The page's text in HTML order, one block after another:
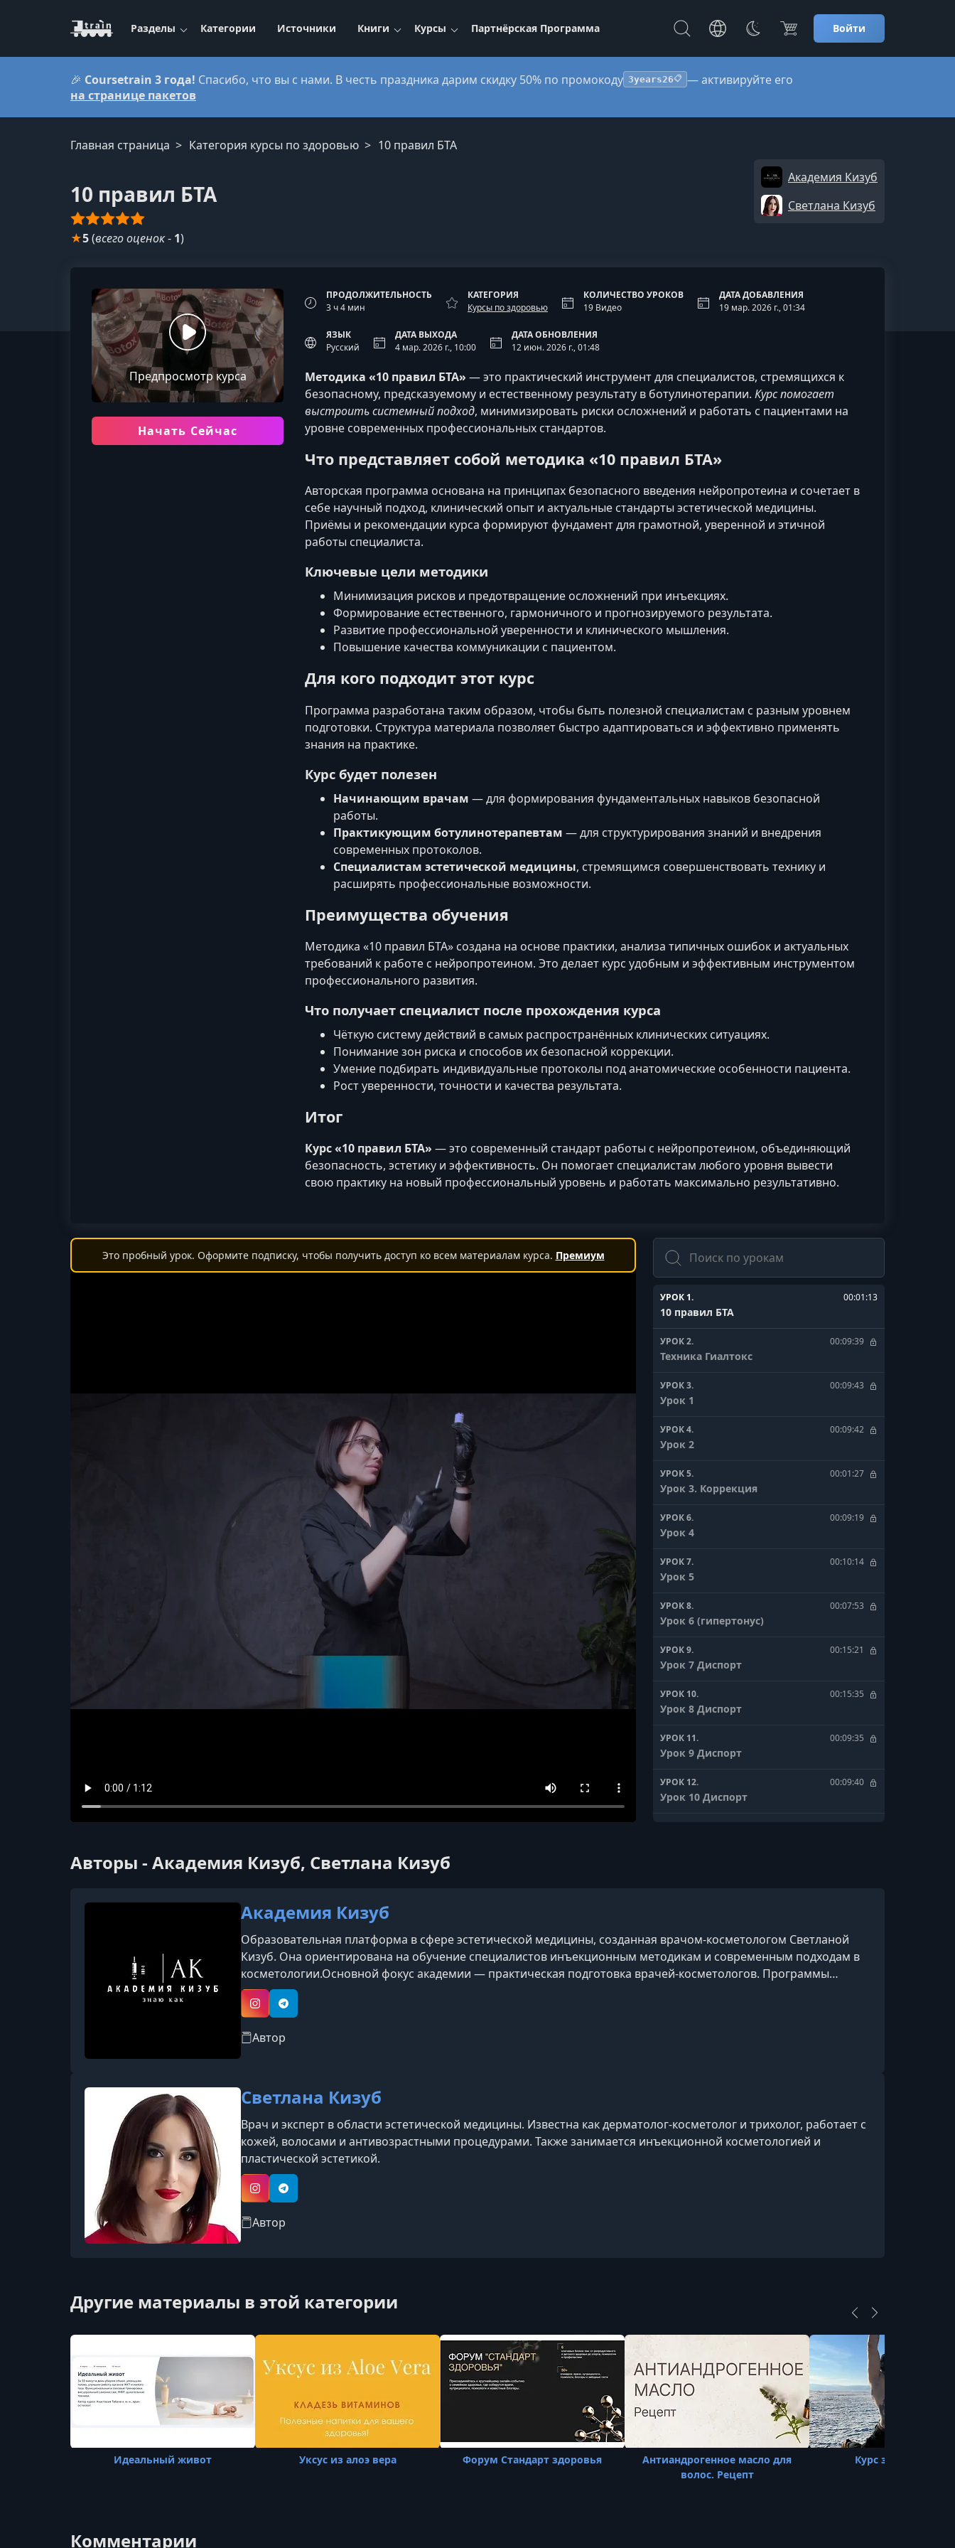
Разделы Категории Источники Книги Курсы Партнёрская Программа Войти
🎉 Coursetrain 3 года! Спасибо, что вы с нами. В честь праздника дарим скидку 50% по промокоду 3years26📋 — активируйте его
на странице пакетов
Главная страница Категория курсы по здоровью 10 правил БТА
10 правил БТА
Академия Кизуб
Светлана Кизуб
★5(всего оценок- 1)
Предпросмотр курса
Начать Сейчас
ПРОДОЛЖИТЕЛЬНОСТЬ
3 ч 4 мин
КАТЕГОРИЯ
Курсы по здоровью
КОЛИЧЕСТВО УРОКОВ
19 Видео
ДАТА ДОБАВЛЕНИЯ
19 мар. 2026 г., 01:34
ЯЗЫК
Русский
ДАТА ВЫХОДА
4 мар. 2026 г., 10:00
ДАТА ОБНОВЛЕНИЯ
12 июн. 2026 г., 01:48
Методика «10 правил БТА» — это практический инструмент для специалистов, стремящихся к
безопасному, предсказуемому и естественному результату в ботулинотерапии. Курс помогает
выстроить системный подход, минимизировать риски осложнений и работать с пациентами на
уровне современных профессиональных стандартов.
Что представляет собой методика «10 правил БТА»
Авторская программа основана на принципах безопасного введения нейропротеина и сочетает в
себе научный подход, клинический опыт и актуальные стандарты эстетической медицины.
Приёмы и рекомендации курса формируют фундамент для грамотной, уверенной и этичной
работы специалиста.
Ключевые цели методики
Минимизация рисков и предотвращение осложнений при инъекциях.
Формирование естественного, гармоничного и прогнозируемого результата.
Развитие профессиональной уверенности и клинического мышления.
Повышение качества коммуникации с пациентом.
Для кого подходит этот курс
Программа разработана таким образом, чтобы быть полезной специалистам с разным уровнем
подготовки. Структура материала позволяет быстро адаптироваться и эффективно применять
знания на практике.
Курс будет полезен
Начинающим врачам — для формирования фундаментальных навыков безопасной
работы.
Практикующим ботулинотерапевтам — для структурирования знаний и внедрения
современных протоколов.
Специалистам эстетической медицины, стремящимся совершенствовать технику и
расширять профессиональные возможности.
Преимущества обучения
Методика «10 правил БТА» создана на основе практики, анализа типичных ошибок и актуальных
требований к работе с нейропротеином. Это делает курс удобным и эффективным инструментом
профессионального развития.
Что получает специалист после прохождения курса
Чёткую систему действий в самых распространённых клинических ситуациях.
Понимание зон риска и способов их безопасной коррекции.
Умение подбирать индивидуальные протоколы под анатомические особенности пациента.
Рост уверенности, точности и качества результата.
Итог
Курс «10 правил БТА» — это современный стандарт работы с нейропротеином, объединяющий
безопасность, эстетику и эффективность. Он помогает специалистам любого уровня вывести
свою практику на новый профессиональный уровень и работать максимально результативно.
Это пробный урок. Оформите подписку, чтобы получить доступ ко всем материалам курса. Премиум
Поиск
УРОК 1. 00:01:13
10 правил БТА
УРОК 2. 00:09:39
Техника Гиалтокс
УРОК 3. 00:09:43
Урок 1
УРОК 4. 00:09:42
Урок 2
УРОК 5. 00:01:27
Урок 3. Коррекция
УРОК 6. 00:09:19
Урок 4
УРОК 7. 00:10:14
Урок 5
УРОК 8. 00:07:53
Урок 6 (гипертонус)
УРОК 9. 00:15:21
Урок 7 Диспорт
УРОК 10. 00:15:35
Урок 8 Диспорт
УРОК 11. 00:09:35
Урок 9 Диспорт
УРОК 12. 00:09:40
Урок 10 Диспорт
УРОК 16. 00:05:21
Урок 14 Диспорт
Авторы - Академия Кизуб, Светлана Кизуб
Академия Кизуб
Образовательная платформа в сфере эстетической медицины, созданная врачом-косметологом Светланой
Кизуб. Она ориентирована на обучение специалистов инъекционным методикам и современным подходам в
косметологии.Основной фокус академии — практическая подготовка врачей-косметологов. Программы
включают как базовые, так и продвинутые курсы по ботулинотерапии, контурной пластике, биоревитализации,
трихологии и другим направлениям эстетической медицины. О
InstagramTelegram
Автор
Светлана Кизуб
Врач и эксперт в области эстетической медицины. Известна как дерматолог-косметолог и трихолог, работает с
кожей, волосами и антивозрастными процедурами. Также занимается инъекционной косметологией и
пластической эстетикой.
InstagramTelegram
Автор
Другие материалы в этой категории
Идеальный живот Уксус из алоэ вера Форум Стандарт здоровья
Антиандрогенное масло для
волос. Рецепт
Курс закаливания
Комментарии